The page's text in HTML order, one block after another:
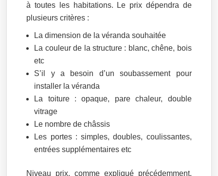
à toutes les habitations. Le prix dépendra de
plusieurs critères :
La dimension de la véranda souhaitée
La couleur de la structure : blanc, chêne, bois
etc
S’il y a besoin d’un soubassement pour
installer la véranda
La toiture : opaque, pare chaleur, double
vitrage
Le nombre de châssis
Les portes : simples, doubles, coulissantes,
entrées supplémentaires etc
Niveau prix, comme expliqué précédemment,